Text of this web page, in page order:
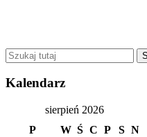
Kalendarz
sierpień 2026
P
W Ś C P S N